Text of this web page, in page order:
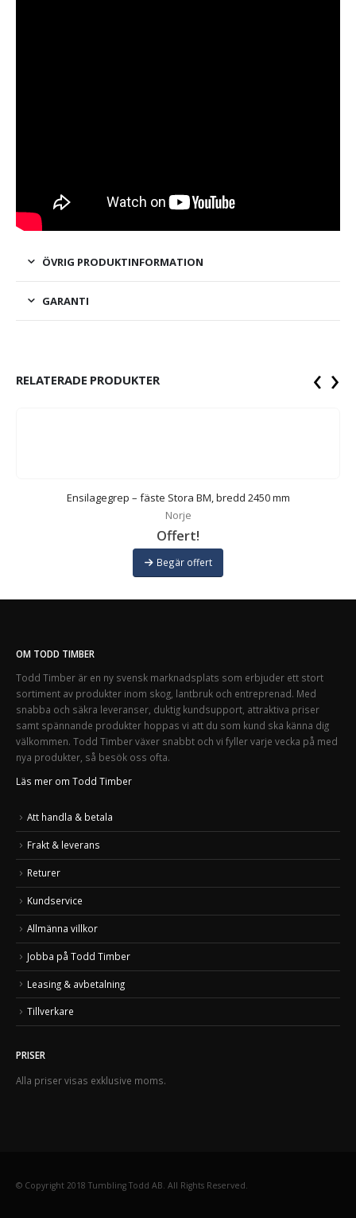
ÖVRIG PRODUKTINFORMATION
GARANTI
RELATERADE PRODUKTER
Ensilagegrep – fäste Stora BM, bredd 2450 mm
Norje
Offert!
Begär offert
‹ ›
OM TODD TIMBER
Todd Timber är en ny svensk marknadsplats som erbjuder ett stort
sortiment av produkter inom skog, lantbruk och entreprenad. Med
snabba och säkra leveranser, duktig kundsupport, attraktiva priser
samt spännande produkter hoppas vi att du som kund ska känna dig
välkommen. Todd Timber växer snabbt och vi fyller varje vecka på med
nya produkter, så besök oss ofta.
Läs mer om Todd Timber
Att handla & betala
Frakt & leverans
Returer
Kundservice
Allmänna villkor
Jobba på Todd Timber
Leasing & avbetalning
Tillverkare
PRISER
Alla priser visas exklusive moms.
© Copyright 2018 Tumbling Todd AB. All Rights Reserved.